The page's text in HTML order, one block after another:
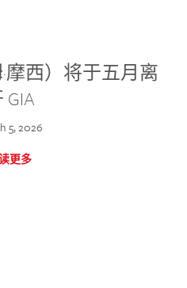
摩西）将于五月离
GIA
5, 2026
更多